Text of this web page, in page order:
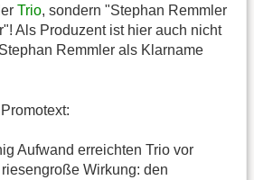
Trio, sondern "Stephan Remmler
Als Produzent ist hier auch nicht
Remmler als Klarname
Aufwand erreichten Trio vor
Wirkung: den